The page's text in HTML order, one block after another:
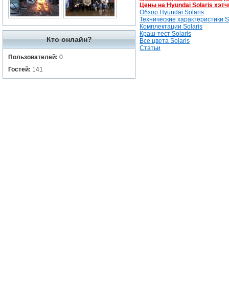
Кто онлайн?
Пользователей: 0
Гостей: 141
Цены на Hyundai Solaris
Обзор Hyundai Solaris
Технические характеристики
Комплектации Solaris
Краш-тест Solaris
Все цвета Solaris
Статьи